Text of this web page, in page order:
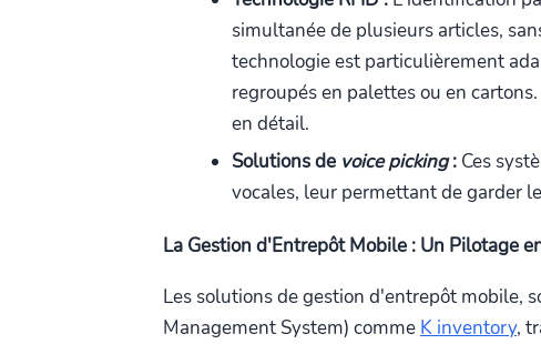
simultanée de plusieurs articles,
technologie est particulièrement
regroupés en palettes ou en
en détail.
Solutions de voice picking: Ces
vocales, leur permettant de garder
La Gestion d'Entrepôt Mobile : Un Pilotage
Les solutions de gestion d'entrepôt mobile,
Management System) comme K inventory,